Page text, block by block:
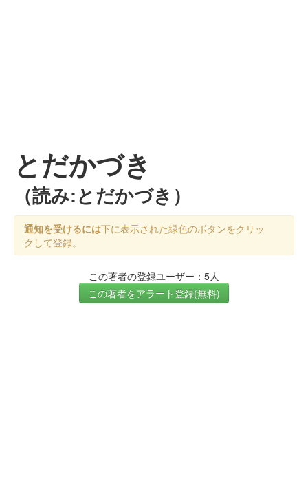
とだかづき
（読み:とだかづき）
通知を受けるには下に表示された緑色のボタンをクリッ
クして登録。
この著者の登録ユーザー：5人
この著者をアラート登録(無料)